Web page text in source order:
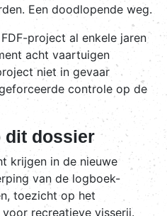
Een doodlopende weg.
project al enkele jaren
acht vaartuigen
niet in gevaar
controle op de
dit dossier
krijgen in de nieuwe
van de logboek-
toezicht op het
recreatieve visserij.